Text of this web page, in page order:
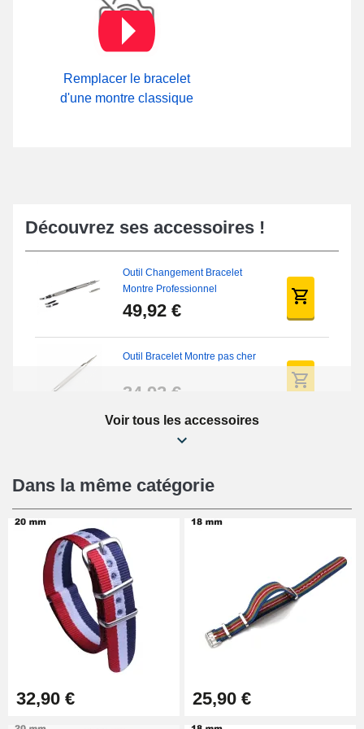
nylon, cette sorte de bracelet dispose d'un fermoir ardillon solide.
Consultez une large gamme de boucles en option à travers la
Boucle ardillon sur notre site.
Remplacer le bracelet
d'une montre classique
Découvrez ses accessoires !
Outil Changement Bracelet
Montre Professionnel
49,92 €
Outil Bracelet Montre pas cher
34,92 €
Kit Réparation Montre Débutant
16,90 €
Pied à Coulisse Numérique
9,90 €
Kit Horlogerie Débutant
26,90 €
Boîte Pompe Bracelet Montre -
Diamètre 1,50 mm - 8 à 25 mm
Voir tous les accessoires
Dans la même catégorie
32,90 € 25,90 €